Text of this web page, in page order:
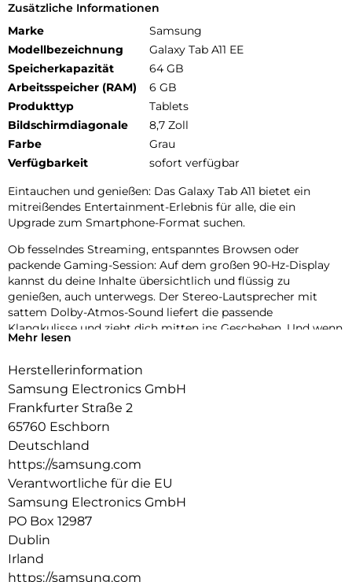
Zusätzliche Informationen
Marke
Samsung
Modellbezeichnung
Galaxy Tab A11 EE
Speicherkapazität
64 GB
Arbeitsspeicher (RAM)
6 GB
Produkttyp
Tablets
Bildschirmdiagonale
8,7 Zoll
Farbe
Grau
Verfügbarkeit
sofort verfügbar
Eintauchen und genießen: Das Galaxy Tab A11 bietet ein
mitreißendes Entertainment-Erlebnis für alle, die ein
Upgrade zum Smartphone-Format suchen.
Ob fesselndes Streaming, entspanntes Browsen oder
packende Gaming-Session: Auf dem großen 90-Hz-Display
kannst du deine Inhalte übersichtlich und flüssig zu
genießen, auch unterwegs. Der Stereo-Lautsprecher mit
sattem Dolby-Atmos-Sound liefert die passende
Klangkulisse und zieht dich mitten ins Geschehen. Und wenn
der ausdauernde Akku nach vielen Stunden neue Energie
schnell bereit für den nächsten Serienmarathon oder eine
weitere Runde Gaming bist.
Google Gemini hast du smarte AI-Funktionen
direktgriffbereit. Erledige Aufgaben, finde Informationen und
organisiere deinen Alltag – bequem und ohne
ständigzwischen Apps wechseln zu müssen. Mit Samsung
Notes kannst du zudem alles, was dir gerade einfällt,
notieren, strukturieren und jederzeit wieder abrufen.
Integriere dein Galaxy Tab A11 auch in dein Samsung Galaxy
Ecosystem, damit all deine Galaxy Geräte nahtlos
zusammenarbeiten können. Entdecke mit dem Galaxy Tab
A11 einen Allrounder für deinen Tag, der Entertainment,
Mehr lesen
Herstellerinformation
Samsung Electronics GmbH
Frankfurter Straße 2
65760 Eschborn
Deutschland
https://samsung.com
Verantwortliche für die EU
Samsung Electronics GmbH
PO Box 12987
Dublin
Irland
https://samsung.com